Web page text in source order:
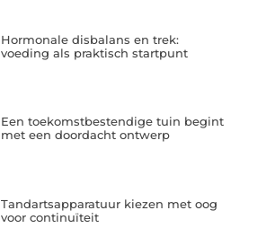
Hormonale disbalans en trek:
voeding als praktisch startpunt
Een toekomstbestendige tuin begint
met een doordacht ontwerp
Tandartsapparatuur kiezen met oog
voor continuïteit